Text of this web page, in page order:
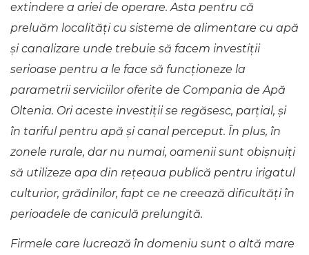
extindere a ariei de operare. Asta pentru că
preluăm localități cu sisteme de alimentare cu apă
și canalizare unde trebuie să facem investiții
serioase pentru a le face să funcționeze la
parametrii serviciilor oferite de Compania de Apă
Oltenia. Ori aceste investiții se regăsesc, parțial, și
în tariful pentru apă și canal perceput. În plus, în
zonele rurale, dar nu numai, oamenii sunt obișnuiți
să utilizeze apa din rețeaua publică pentru irigatul
culturior, grădinilor, fapt ce ne creează dificultăți în
perioadele de caniculă prelungită.
Firmele care lucrează în domeniu sunt o altă mare